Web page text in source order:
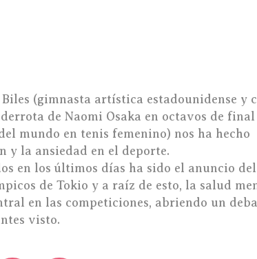
(gimnasta artística estadounidense y
de Naomi Osaka en octavos de
mundo en tenis femenino) nos ha hecho
y la ansiedad en el deporte.
en los últimos días ha sido el anuncio del
de Tokio y a raíz de esto, la salud
en las competiciones, abriendo un
visto.